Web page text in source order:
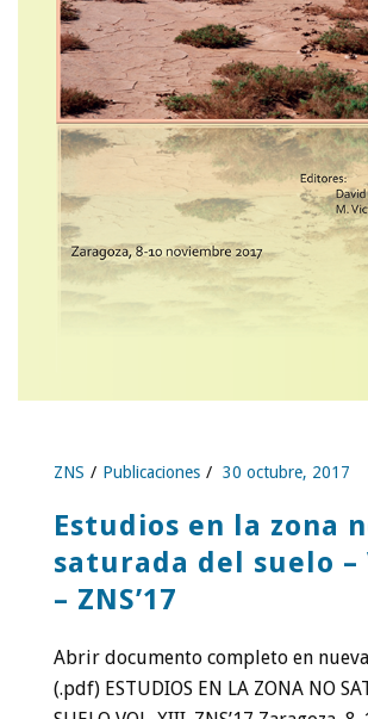
ZNS Publicaciones 30 octubre, 2017
Estudios en la zona
saturada del suelo –
– ZNS’17
Abrir documento completo en
(.pdf) ESTUDIOS EN LA ZONA NO